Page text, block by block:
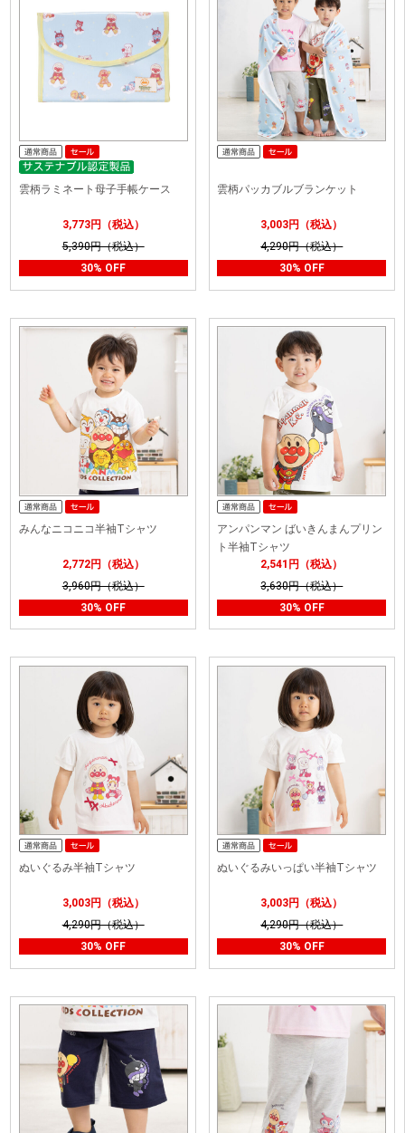
雲柄ラミネート母子手帳ケース
3,773円（税込）
5,390円（税込）
30% OFF
雲柄パッカブルブランケット
3,003円（税込）
4,290円（税込）
30% OFF
みんなニコニコ半袖Tシャツ
2,772円（税込）
3,960円（税込）
30% OFF
アンパンマン ばいきんまんプリン
ト半袖Tシャツ
2,541円（税込）
3,630円（税込）
30% OFF
ぬいぐるみ半袖Tシャツ
3,003円（税込）
4,290円（税込）
30% OFF
ぬいぐるみいっぱい半袖Tシャツ
3,003円（税込）
4,290円（税込）
30% OFF